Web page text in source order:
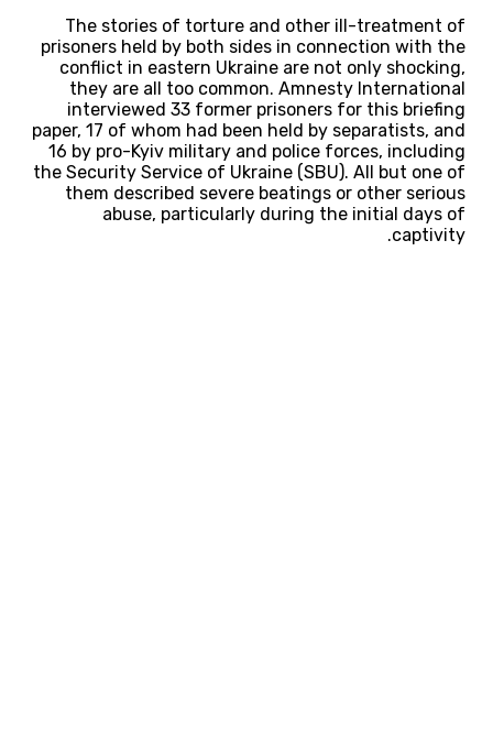
The stories of torture and other ill-treatment of
prisoners held by both sides in connection with the
conflict in eastern Ukraine are not only shocking,
they are all too common. Amnesty International
interviewed 33 former prisoners for this briefing
paper, 17 of whom had been held by separatists, and
16 by pro-Kyiv military and police forces, including
the Security Service of Ukraine (SBU). All but one of
them described severe beatings or other serious
abuse, particularly during the initial days of
captivity.